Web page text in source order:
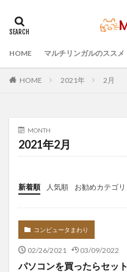
HOME マルチリンガルのススメ
HOME 2021年 2月
MONTH
2021年2月
新着順 人気順 お勧めカテゴリ
Infomation
コンピュータまわり
02/26/2021 03/09/2022
パソコンを買ったらセット
タグ
Visual Studio Code
ブラインドタッチ
PC準備